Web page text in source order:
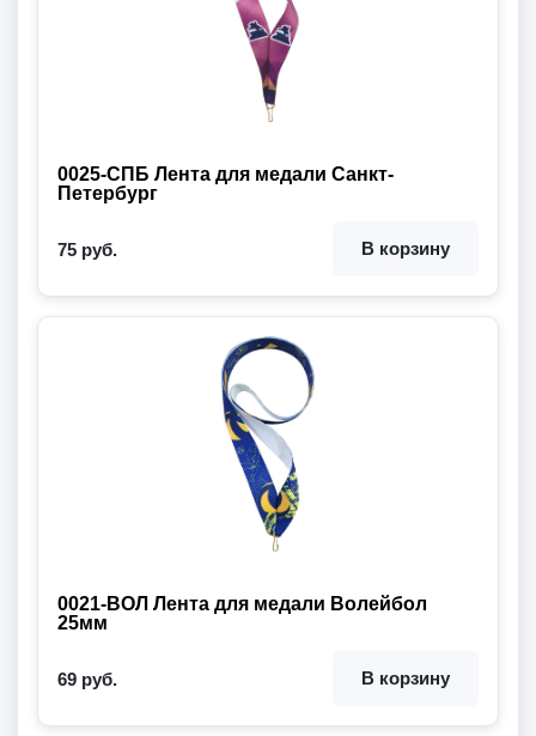
0025-СПБ Лента для медали Санкт-
Петербург
75 руб. В корзину
0021-ВОЛ Лента для медали Волейбол
25мм
69 руб. В корзину